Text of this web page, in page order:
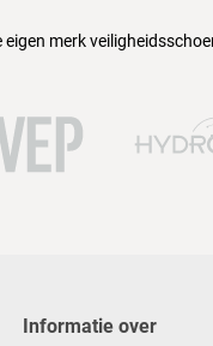
merk
Informatie over